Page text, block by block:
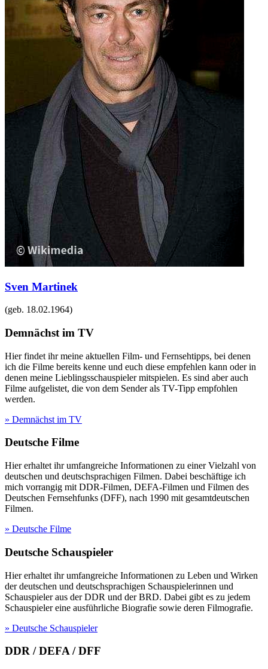
Sven Martinek
(geb. 18.02.1964)
Demnächst im TV
Hier findet ihr meine aktuellen Film- und Fernsehtipps, bei denen
ich die Filme bereits kenne und euch diese empfehlen kann oder in
denen meine Lieblingsschauspieler mitspielen. Es sind aber auch
Filme aufgelistet, die von dem Sender als TV-Tipp empfohlen
werden.
» Demnächst im TV
Deutsche Filme
Hier erhaltet ihr umfangreiche Informationen zu einer Vielzahl von
deutschen und deutschsprachigen Filmen. Dabei beschäftige ich
mich vorrangig mit DDR-Filmen, DEFA-Filmen und Filmen des
Deutschen Fernsehfunks (DFF), nach 1990 mit gesamtdeutschen
Filmen.
» Deutsche Filme
Deutsche Schauspieler
Hier erhaltet ihr umfangreiche Informationen zu Leben und Wirken
der deutschen und deutschsprachigen Schauspielerinnen und
Schauspieler aus der DDR und der BRD. Dabei gibt es zu jedem
Schauspieler eine ausführliche Biografie sowie deren Filmografie.
» Deutsche Schauspieler
DDR / DEFA / DFF